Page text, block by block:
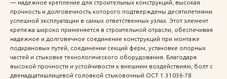
— надежное крепление для строительных конструкций, высокая
прочность и долговечность которого подтверждены десятилетиями
успешной эксплуатации в самых ответственных узлах. Этот элемент
крепежа широко применяется в строительной отрасли, обеспечивая
надежное и долговечное соединение конструкций при монтаже
подкрановых путей, соединении секций ферм, установке опорных
частей и стыковке технологического оборудования. Благодаря
высокой прочности и устойчивости к внешним воздействиям, болт с
двенадцатишлицевой головкой стыковочный ОСТ 1 31036-78